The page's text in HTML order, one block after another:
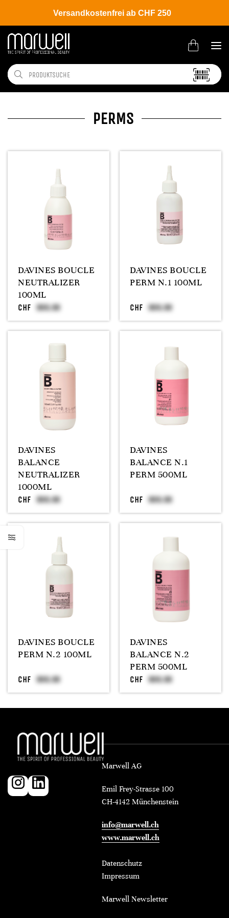
Versandkostenfrei ab CHF 250
PERMS
DAVINES BOUCLE
NEUTRALIZER
100ML
CHF
DAVINES BOUCLE
PERM N.1 100ML
CHF
DAVINES
BALANCE
NEUTRALIZER
1000ML
CHF
DAVINES
BALANCE N.1
PERM 500ML
CHF
DAVINES BOUCLE
PERM N.2 100ML
CHF
DAVINES
BALANCE N.2
PERM 500ML
CHF
Marwell AG
Emil Frey-Strasse 100
CH-4142 Münchenstein
info@marwell.ch
www.marwell.ch
Datenschutz
Impressum
Marwell Newsletter